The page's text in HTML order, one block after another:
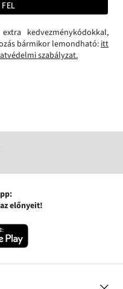
kedvezménykódokkal,
bármikor lemondható:itt
szabályzat.
előnyeit!